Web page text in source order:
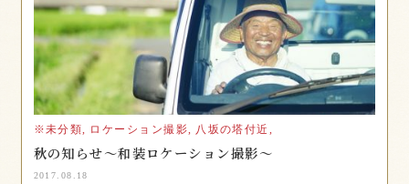
※未分類, ロケーション撮影, 八坂の塔付近,
秋の知らせ〜和装ロケーション撮影〜
2017.08.18